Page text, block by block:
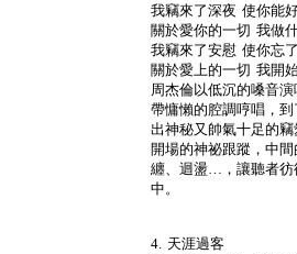
我竊來了深夜 使你能
關於愛你的一切 我做
我竊來了安慰 使你忘
關於愛上的一切 我開
周杰倫以低沉的嗓音
帶慵懶的腔調哼唱，
出神秘又帥氣十足的
開場的神祕跟蹤，中
纏、迴盪…，讓聽者彷
中。
4. 天涯過客